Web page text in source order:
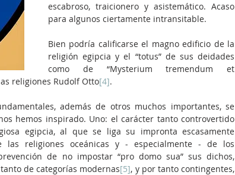
escabroso, traicionero y asistemático. Acaso
para algunos ciertamente intransitable.
Bien podría calificarse el magno edificio de la
religión egipcia y el “totus” de sus deidades
como de “Mysterium tremendum et
religiones Rudolf Otto[4].
además de otros muchos importantes, se
hemos inspirado. Uno: el carácter tanto controvertido
egipcia, al que se liga su impronta escasamente
las religiones oceánicas y - especialmente - de los
de no impostar “pro domo sua” sus dichos,
de categorías modernas[5], y por tanto contingentes,